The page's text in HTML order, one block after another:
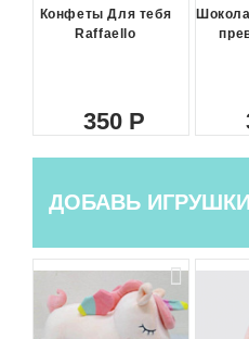
Конфеты Для тебя
Raffaello
350
ДОБАВЬ